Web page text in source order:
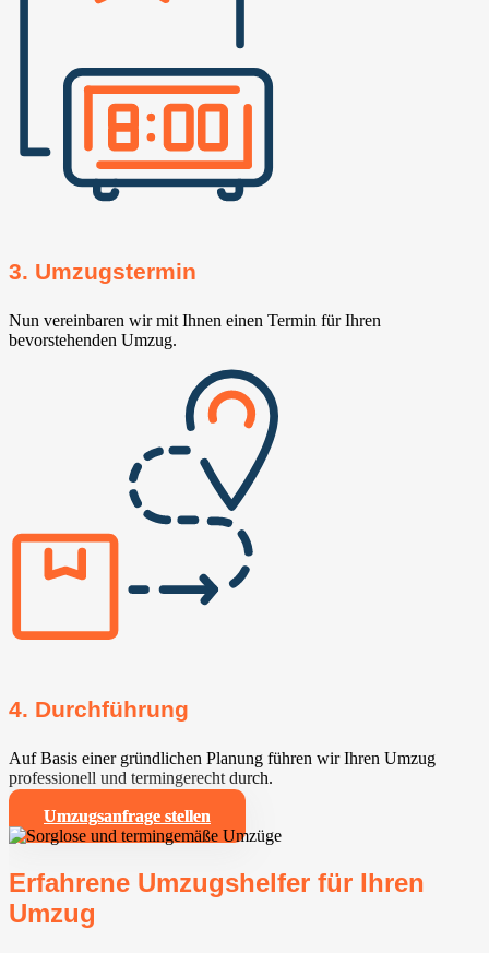
3. Umzugstermin
Nun vereinbaren wir mit Ihnen einen Termin für Ihren
bevorstehenden Umzug.
4. Durchführung
Auf Basis einer gründlichen Planung führen wir Ihren Umzug
professionell und termingerecht durch.
Umzugsanfrage stellen
Erfahrene Umzugshelfer für Ihren
Umzug